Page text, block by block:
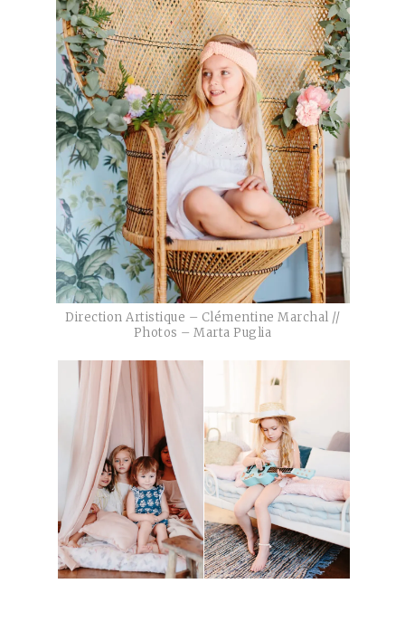
Direction Artistique – Clémentine Marchal //
Photos – Marta Puglia